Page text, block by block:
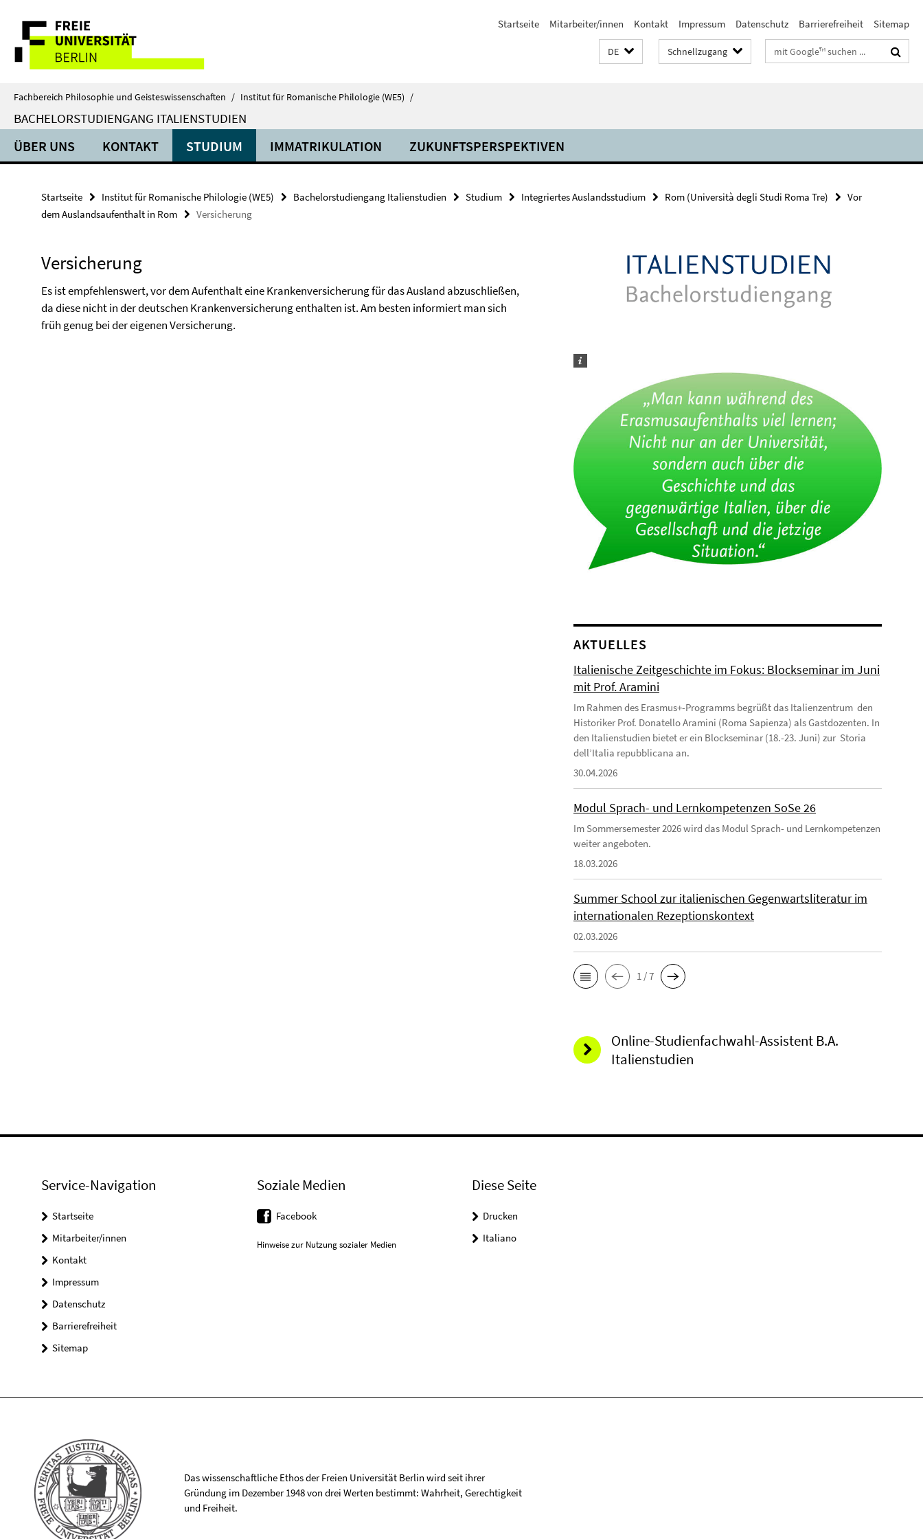
direkt
Inhalt
Service-
Navigation
Startseite Mitarbeiter/innen Kontakt Impressum Datenschutz Barrierefreiheit Sitemap
DE Schnellzugang Suchbegriffe
Fachbereich Philosophie und Geisteswissenschaften / Institut für Romanische Philologie (WE5) /
BACHELORSTUDIENGANG ITALIENSTUDIEN
ÜBER UNS KONTAKT STUDIUM IMMATRIKULATION ZUKUNFTSPERSPEKTIVEN
Startseite Institut für Romanische Philologie (WE5) Bachelorstudiengang Italienstudien Studium Integriertes Auslandsstudium Rom (Università degli Studi Roma Tre)
Vor
dem Auslandsaufenthalt in Rom
Versicherung
Versicherung
Es ist empfehlenswert, vor dem Aufenthalt eine Krankenversicherung für das Ausland abzuschließen,
da diese nicht in der deutschen Krankenversicherung enthalten ist. Am besten informiert man sich
früh genug bei der eigenen Versicherung.
AKTUELLES
Italienische Zeitgeschichte im Fokus: Blockseminar im Juni
mit Prof. Aramini
Im Rahmen des Erasmus+-Programms begrüßt das Italienzentrum den
Historiker Prof. Donatello Aramini (Roma Sapienza) als Gastdozenten. In
den Italienstudien bietet er ein Blockseminar (18.-23. Juni) zur Storia
dell’Italia repubblicana an.
30.04.2026
Modul Sprach- und Lernkompetenzen SoSe 26
Im Sommersemester 2026 wird das Modul Sprach- und Lernkompetenzen
weiter angeboten.
18.03.2026
Summer School zur italienischen Gegenwartsliteratur im
internationalen Rezeptionskontext
02.03.2026
1 / 7
Online-Studienfachwahl-Assistent B.A.
Italienstudien
Service-Navigation
Startseite
Mitarbeiter/innen
Kontakt
Impressum
Datenschutz
Barrierefreiheit
Sitemap
Soziale Medien
Facebook
Hinweise zur Nutzung sozialer Medien
Diese Seite
Drucken
Italiano
Das wissenschaftliche Ethos der Freien Universität Berlin wird seit ihrer
Gründung im Dezember 1948 von drei Werten bestimmt: Wahrheit, Gerechtigkeit
und Freiheit.